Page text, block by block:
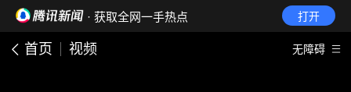
· 获取全网一手热点 打开
首页 视频 无障碍